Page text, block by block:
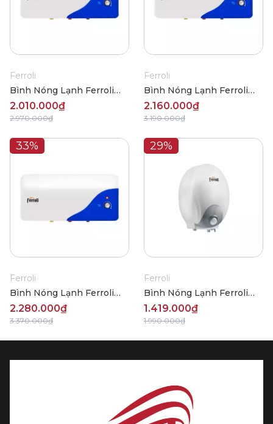
Ferroli
Bình Nóng Lạnh Ferroli
UNO DE 2500W 15L
2.010.000₫
2.970.000₫
Ferroli
Bình Nóng Lạnh Ferroli
UNO DE 2500W 20L
2.160.000₫
3.190.000₫
33%
Ferroli
Bình Nóng Lạnh Ferroli
UNO DE 2500W 30L
2.280.000₫
3.370.000₫
29%
Ferroli
Bình Nóng Lạnh Ferroli
MITO 6L
1.419.000₫
1.990.000₫